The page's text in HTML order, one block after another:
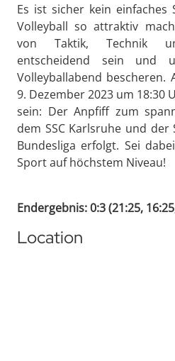
Es ist sicher kein einfaches
Volleyball so attraktiv
von Taktik, Technik
entscheidend sein und
Volleyballabend bescheren.
9. Dezember 2023 um 18:30
sein: Der Anpfiff zum
dem SSC Karlsruhe und der
Bundesliga erfolgt. Sei
Sport auf höchstem Niveau!
Endergebnis: 0:3 (21:25,
Location